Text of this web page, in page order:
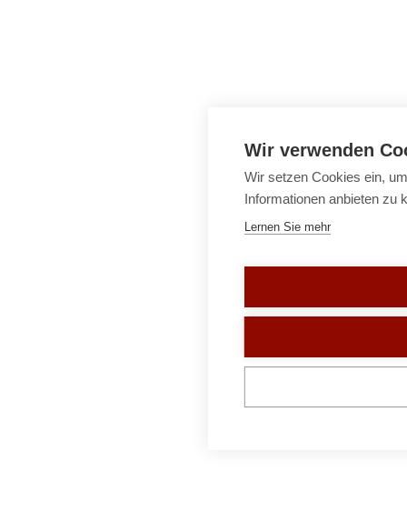
Wir verwenden
Wir setzen Cookies ein,
Informationen anbieten zu
Lernen Sie mehr